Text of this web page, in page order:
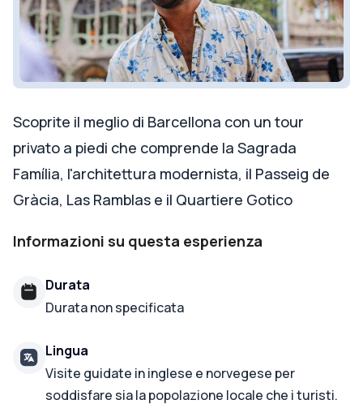
Scoprite il meglio di Barcellona con un tour
privato a piedi che comprende la Sagrada
Família, l'architettura modernista, il Passeig de
Gràcia, Las Ramblas e il Quartiere Gotico
Informazioni su questa esperienza
Durata
Durata non specificata
Lingua
Visite guidate in inglese e norvegese per
soddisfare sia la popolazione locale che i turisti.